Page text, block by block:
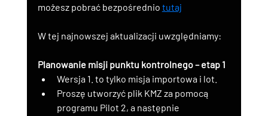
możesz pobrać bezpośrednio tutaj
W tej najnowszej aktualizacji uwzględniamy:
Planowanie misji punktu kontrolnego – etap 1
Wersja 1. to tylko misja importowa i lot.
Proszę utworzyć plik KMZ za pomocą
programu Pilot 2, a następnie